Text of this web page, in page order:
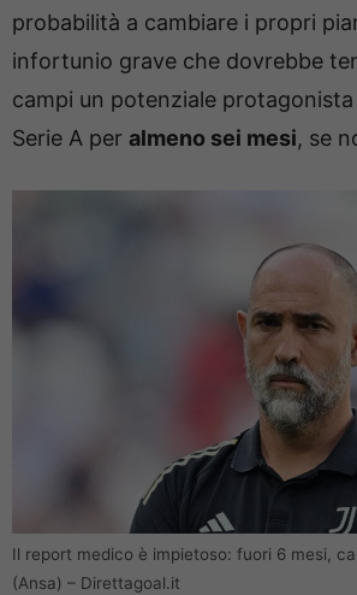
probabilità a cambiare i propri
infortunio grave che dovrebbe
campi un potenziale
Serie A per almeno sei mesi, se
Il report medico è impietoso: fuori 6 mesi,
(Ansa) – Direttagoal.it